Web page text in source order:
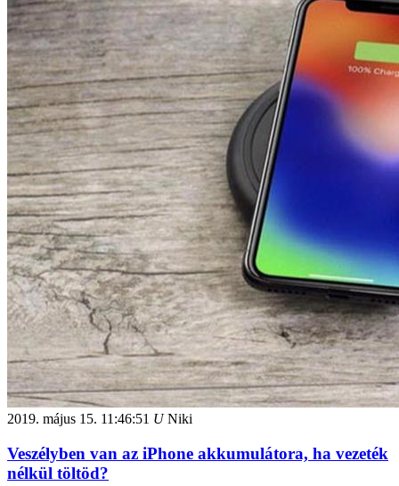
2019. május 15. 11:46:51 UNiki
Veszélyben van az iPhone akkumulátora, ha vezeték
nélkül töltöd?